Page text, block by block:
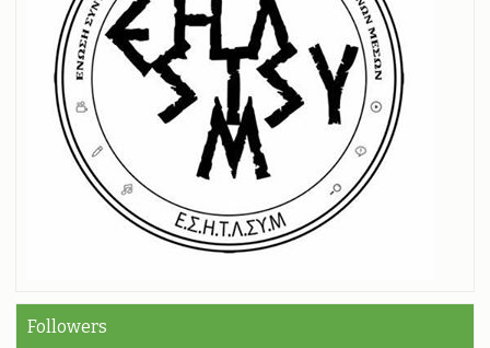
Followers